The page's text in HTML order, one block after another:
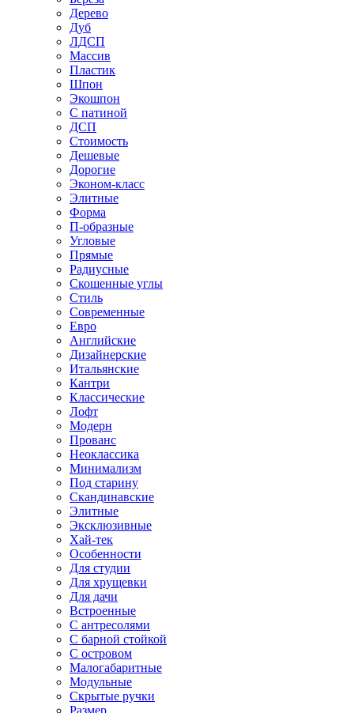
Дерево
Дуб
ЛДСП
Массив
Пластик
Шпон
Экошпон
С патиной
ДСП
Стоимость
Дешевые
Дорогие
Эконом-класс
Элитные
Форма
П-образные
Угловые
Прямые
Радиусные
Скошенные углы
Стиль
Современные
Евро
Английские
Дизайнерские
Итальянские
Кантри
Классические
Лофт
Модерн
Прованс
Неоклассика
Минимализм
Под старину
Скандинавские
Элитные
Эксклюзивные
Хай-тек
Особенности
Для студии
Для хрущевки
Для дачи
Встроенные
С антресолями
С барной стойкой
С островом
Малогабаритные
Модульные
Скрытые ручки
Размер